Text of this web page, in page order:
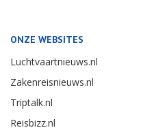
ONZE WEBSITES
Luchtvaartnieuws.nl
Zakenreisnieuws.nl
Triptalk.nl
Reisbizz.nl